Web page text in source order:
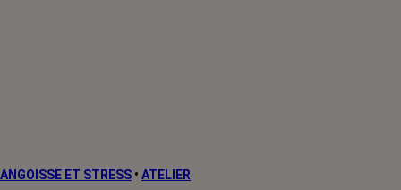
ANGOISSE ET STRESS • ATELIER